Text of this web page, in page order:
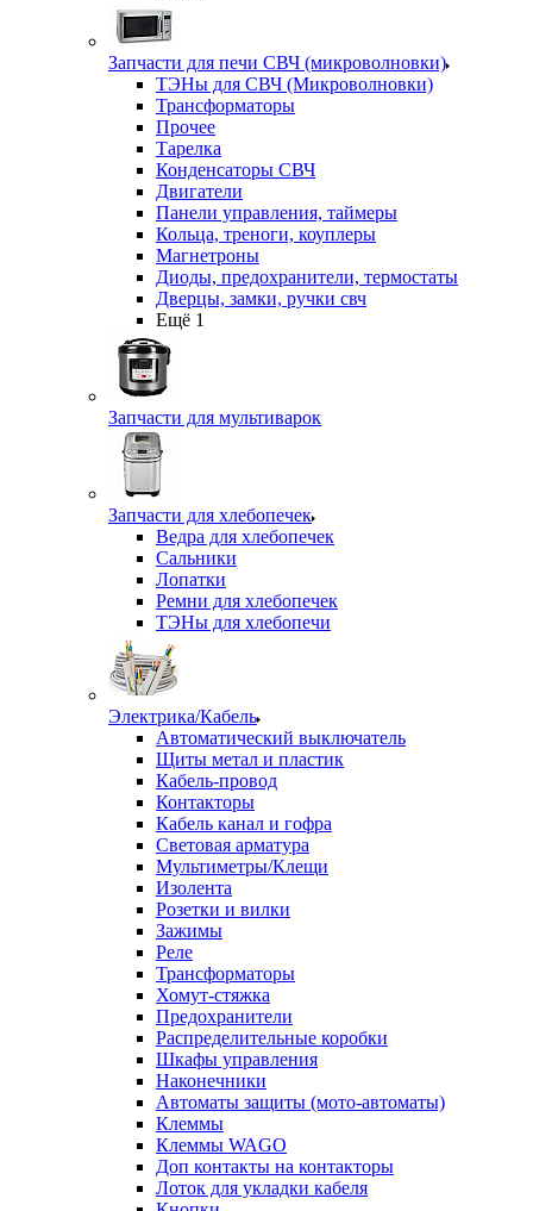
Запчасти для печи СВЧ (микроволновки)
ТЭНы для СВЧ (Микроволновки)
Трансформаторы
Прочее
Тарелка
Конденсаторы СВЧ
Двигатели
Панели управления, таймеры
Кольца, треноги, коуплеры
Магнетроны
Диоды, предохранители, термостаты
Дверцы, замки, ручки свч
Ещё 1
Запчасти для мультиварок
Запчасти для хлебопечек
Ведра для хлебопечек
Сальники
Лопатки
Ремни для хлебопечек
ТЭНы для хлебопечи
Электрика/Кабель
Автоматический выключатель
Щиты метал и пластик
Кабель-провод
Контакторы
Кабель канал и гофра
Световая арматура
Мультиметры/Клещи
Изолента
Розетки и вилки
Зажимы
Реле
Трансформаторы
Хомут-стяжка
Предохранители
Распределительные коробки
Шкафы управления
Наконечники
Автоматы защиты (мото-автоматы)
Клеммы
Клеммы WAGO
Доп контакты на контакторы
Лоток для укладки кабеля